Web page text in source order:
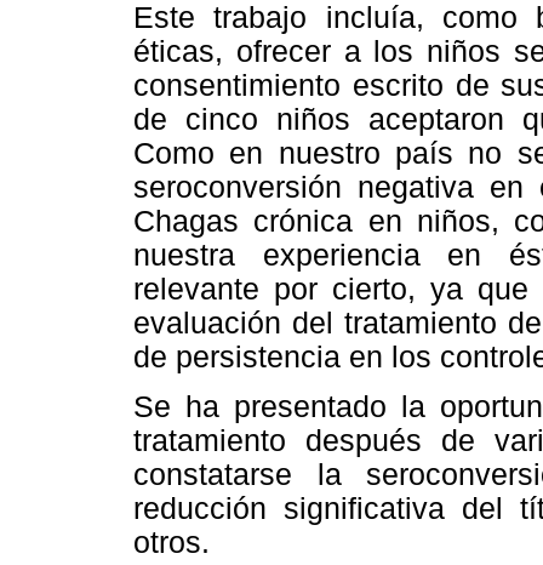
Este trabajo incluía, como
éticas, ofrecer a los niños
consentimiento escrito de
de cinco niños aceptaron
Como en nuestro país no
seroconversión negativa
Chagas crónica en niños,
nuestra experiencia en
relevante por cierto, ya
evaluación del tratamiento
de persistencia en los
Se ha presentado la
tratamiento después de
constatarse la
reducción significativa del
otros.